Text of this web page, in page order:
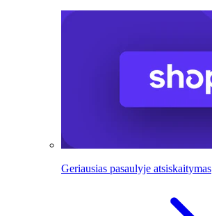
Geriausias pasaulyje atsiskaitymas